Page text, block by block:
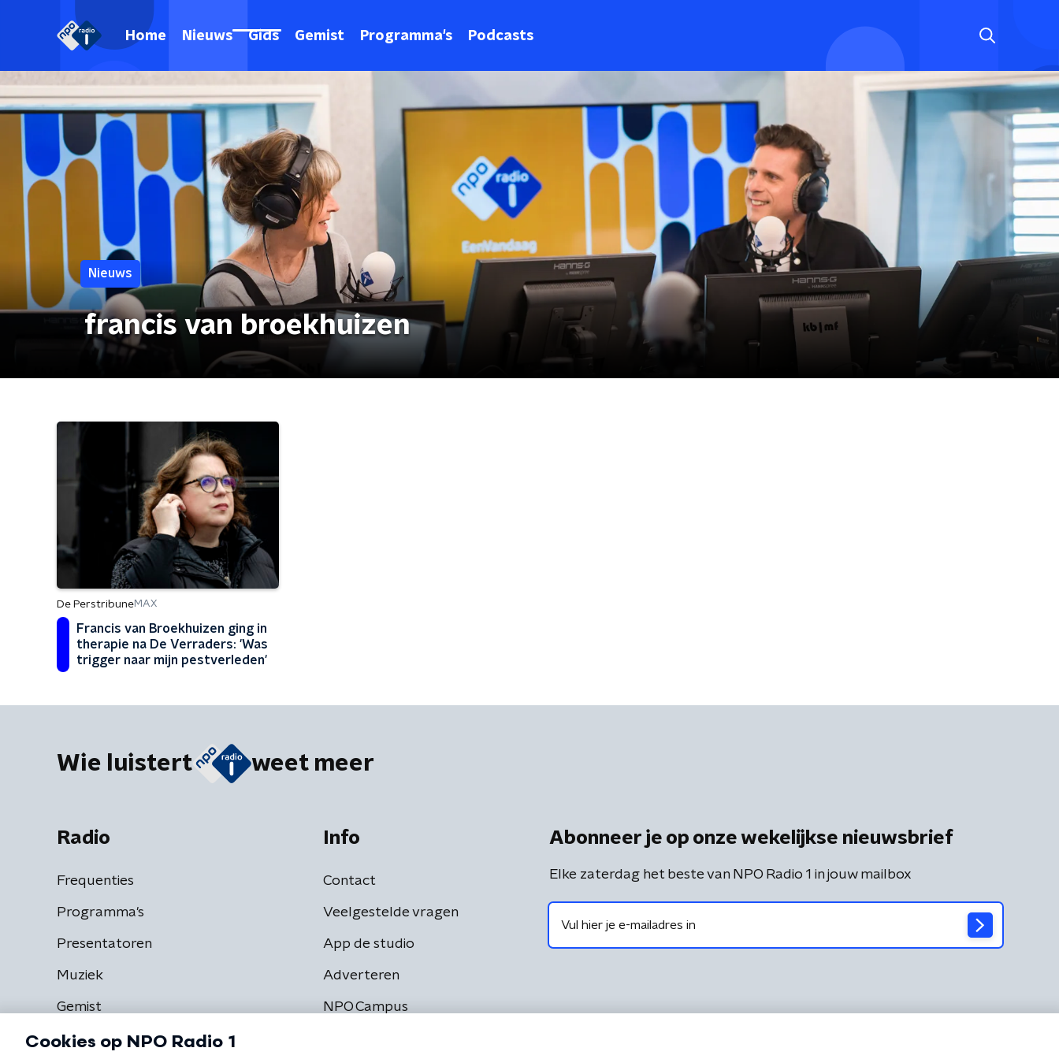
Home Nieuws Gids Gemist Programma's Podcasts
Nieuws
francis van broekhuizen
De PerstribuneMAX
Francis van Broekhuizen ging in
therapie na De Verraders: 'Was
trigger naar mijn pestverleden'
Wie luistert weet meer
Radio
Frequenties
Programma's
Presentatoren
Muziek
Gemist
Info
Contact
Veelgestelde vragen
App de studio
Adverteren
NPO Campus
Abonneer je op onze wekelijkse nieuwsbrief
Elke zaterdag het beste van NPO Radio 1 in jouw mailbox